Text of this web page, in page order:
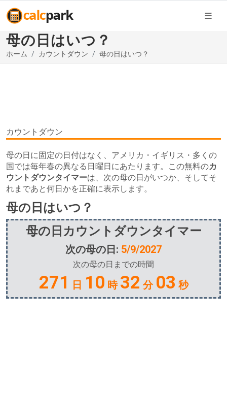
母の日はいつ？
ホーム カウントダウン 母の日はいつ？
カウントダウン
母の日に固定の日付はなく、アメリカ・イギリス・多くの
国では毎年春の異なる日曜日にあたります。この無料のカ
ウントダウンタイマーは、次の母の日がいつか、そしてそ
れまであと何日かを正確に表示します。
母の日はいつ？
母の日カウントダウンタイマー
次の母の日: 5/9/2027
次の母の日までの時間
271 日 10 時 32 分 03 秒